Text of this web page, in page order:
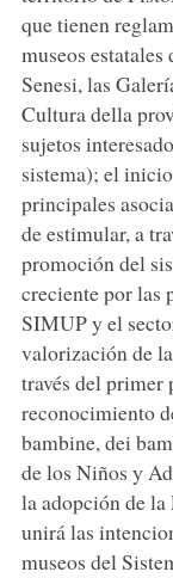
que tienen
museos
Senesi, las
Cultura della
sujetos
sistema); el
principales
de estimular, a
promoción del
creciente por las
SIMUP y el
valorización de
través del primer
reconocimiento
bambine, dei
de los Niños y
la adopción de
unirá las
museos del